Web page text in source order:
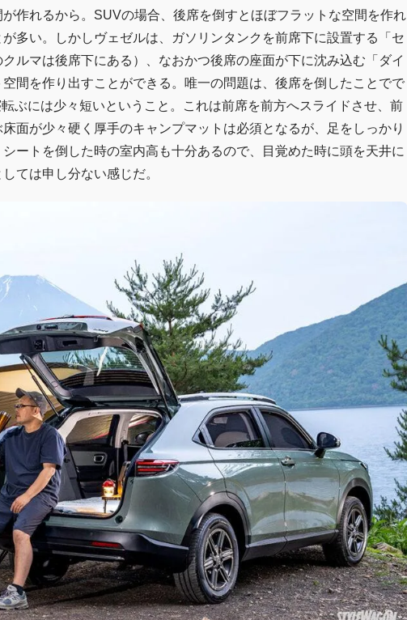
作れるから。SUVの場合、後席を倒すとほぼフラットな空間を作れ
多い。しかしヴェゼルは、ガソリンタンクを前席下に設置する「セ
ルマは後席下にある）、なおかつ後席の座面が下に沈み込む「ダイ
間を作り出すことができる。唯一の問題は、後席を倒したことでで
ぶには少々短いということ。これは前席を前方へスライドさせ、前
面が少々硬く厚手のキャンプマットは必須となるが、足をしっかり
ートを倒した時の室内高も十分あるので、目覚めた時に頭を天井に
ては申し分ない感じだ。